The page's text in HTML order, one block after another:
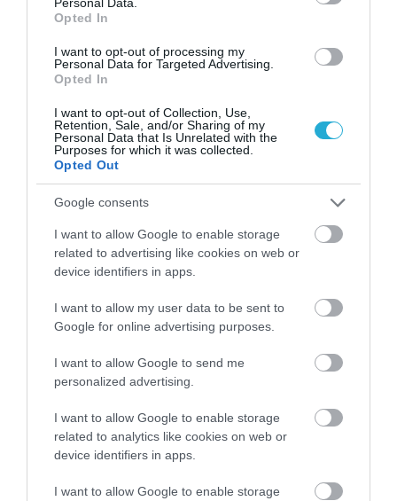
Opted In
I want to opt-out of processing my
Personal Data for Targeted Advertising.
Opted In
I want to opt-out of Collection, Use,
Retention, Sale, and/or Sharing of my
Personal Data that Is Unrelated with the
Purposes for which it was collected.
Opted Out
Google consents
I want to allow Google to enable storage
related to advertising like cookies on web or
device identifiers in apps.
I want to allow my user data to be sent to
Google for online advertising purposes.
I want to allow Google to send me
personalized advertising.
I want to allow Google to enable storage
related to analytics like cookies on web or
device identifiers in apps.
I want to allow Google to enable storage
06.08.2026
Τα τρία προϊόντα που ξεχωρίζουν στις
ελληνικές εξαγωγές τροφίμων